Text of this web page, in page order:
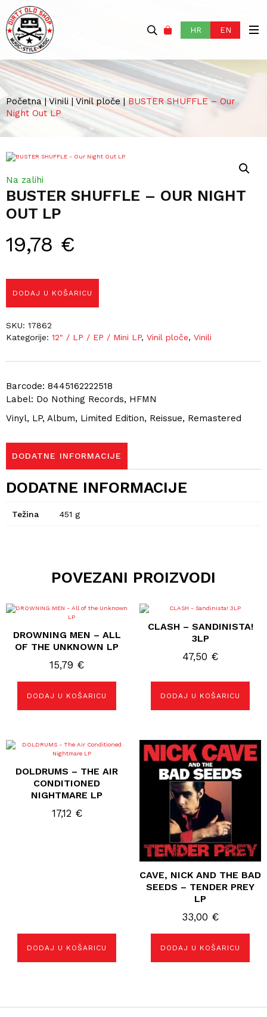
HR EN
Početna | Vinili | Vinil ploče|BUSTER SHUFFLE – Our
Night Out LP
BUSTER SHUFFLE – OUR NIGHT
OUT LP
19,78 €
Barcode: 8445162222518
Label: Do Nothing Records, HFMN
Vinyl, LP, Album, Limited Edition, Reissue, Remastered
Na zalihi
DODAJ U KOŠARICU
SKU: 17862
Kategorije: 12" / LP / EP / Mini LP, Vinil ploče, Vinili
DODATNE INFORMACIJE
DODATNE INFORMACIJE
Težina 451 g
POVEZANI PROIZVODI
DROWNING MEN – ALL
OF THE UNKNOWN LP
15,79 €
DODAJ U KOŠARICU
CLASH – SANDINISTA!
3LP
47,50 €
DODAJ U KOŠARICU
DOLDRUMS – THE AIR
CONDITIONED
NIGHTMARE LP
17,12 €
DODAJ U KOŠARICU
CAVE, NICK AND THE BAD
SEEDS – TENDER PREY
LP
33,00 €
DODAJ U KOŠARICU